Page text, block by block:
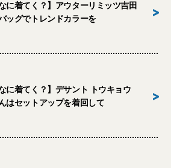
に着てく？】アウターリミッツ吉田
ッグでトレンドカラーを
>
なに着てく？】デサント トウキョウ
はセットアップを着回して
>